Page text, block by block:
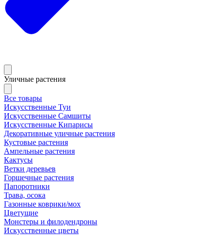
Уличные растения
Все товары
Искусственные Туи
Искусственные Самшиты
Искусственные Кипарисы
Декоративные уличные растения
Кустовые растения
Ампельные растения
Кактусы
Ветки деревьев
Горшечные растения
Папоротники
Трава, осока
Газонные коврики/мох
Цветущие
Монстеры и филодендроны
Искусственные цветы